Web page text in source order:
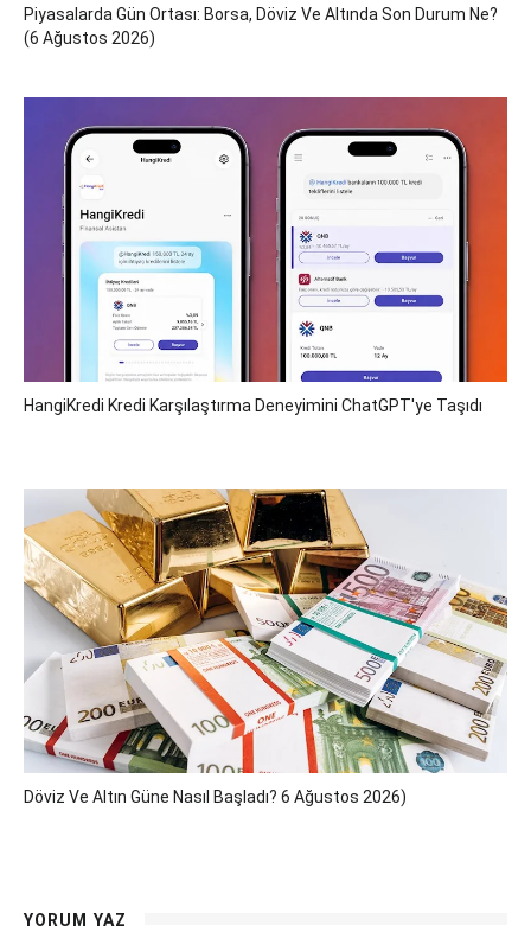
Piyasalarda Gün Ortası: Borsa, Döviz Ve Altında Son Durum Ne?
(6 Ağustos 2026)
HangiKredi Kredi Karşılaştırma Deneyimini ChatGPT'ye Taşıdı
Döviz Ve Altın Güne Nasıl Başladı? 6 Ağustos 2026)
YORUM YAZ